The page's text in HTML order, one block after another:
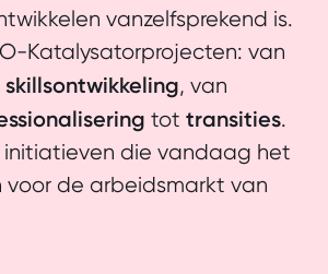
vanzelfsprekend is.
Katalysatorprojecten: van
skillsontwikkeling, van
tot transities.
initiatieven die vandaag het
voor de arbeidsmarkt van